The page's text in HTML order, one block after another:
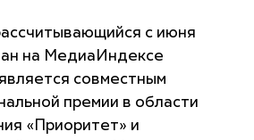
с июня
на МедиаИндексе
совместным
премии в области
«Приоритет» и